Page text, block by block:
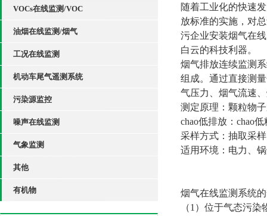
VOCs在线监测/VOC
油烟在线监测/烟气
工况在线监测
机动车尾气遥测系统
污染源监控
噪声在线监测
气象监测
其他
有机物
随着工业化的快速
放标准的实施，对
污企业安装烟气在
白云的科技利器。
烟气排放连续监测
组成。通过直接测
气压力、烟气流速
测定原理 ： 颗粒物
chao低排放 ： chao低
采样方式 ： 抽取采
适用环境 ： 电力、
烟气在线监测系统
（1 ）位于气态污染